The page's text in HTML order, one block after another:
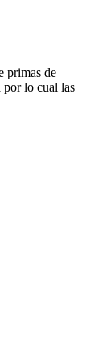
primas de
por lo cual las